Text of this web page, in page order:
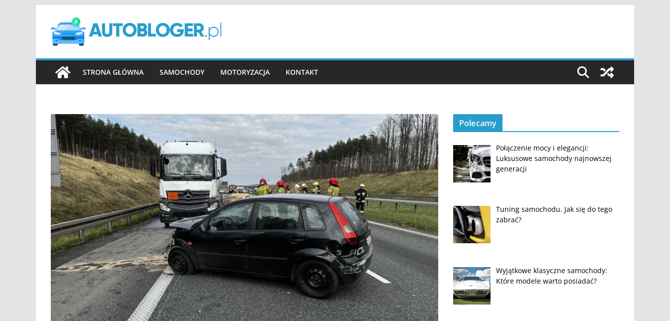
treści
STRONA GŁÓWNA SAMOCHODY MOTORYZACJA KONTAKT
Polecamy
Połączenie mocy i elegancji:
Luksusowe samochody najnowszej
generacji
Tuning samochodu. Jak się do tego
zabrać?
Wyjątkowe klasyczne samochody:
Które modele warto posiadać?